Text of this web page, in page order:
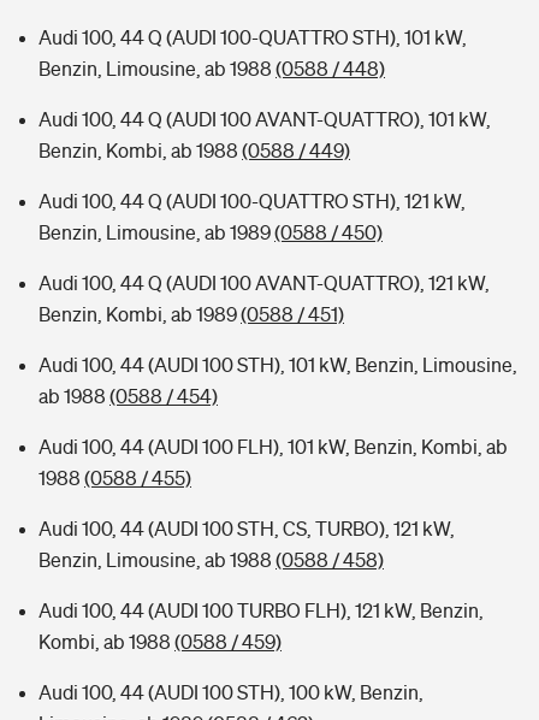
Audi 100, 44 Q (AUDI 100-QUATTRO STH), 101 kW,
Benzin, Limousine, ab 1988 (0588 / 448)
Audi 100, 44 Q (AUDI 100 AVANT-QUATTRO), 101 kW,
Benzin, Kombi, ab 1988 (0588 / 449)
Audi 100, 44 Q (AUDI 100-QUATTRO STH), 121 kW,
Benzin, Limousine, ab 1989(0588 / 450)
Audi 100, 44 Q (AUDI 100 AVANT-QUATTRO), 121 kW,
Benzin, Kombi, ab 1989(0588 / 451)
Audi 100, 44 (AUDI 100 STH), 101 kW, Benzin, Limousine,
ab 1988 (0588 / 454)
Audi 100, 44 (AUDI 100 FLH), 101 kW, Benzin, Kombi, ab
1988 (0588 / 455)
Audi 100, 44 (AUDI 100 STH, CS, TURBO), 121 kW,
Benzin, Limousine, ab 1988 (0588 / 458)
Audi 100, 44 (AUDI 100 TURBO FLH), 121 kW, Benzin,
Kombi, ab 1988 (0588 / 459)
Audi 100, 44 (AUDI 100 STH), 100 kW, Benzin,